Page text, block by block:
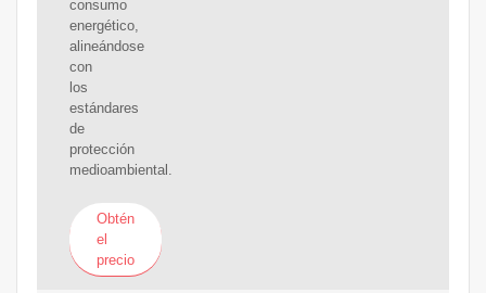
consumo
energético,
alineándose
con
los
estándares
de
protección
medioambiental.
Obtén
el
precio